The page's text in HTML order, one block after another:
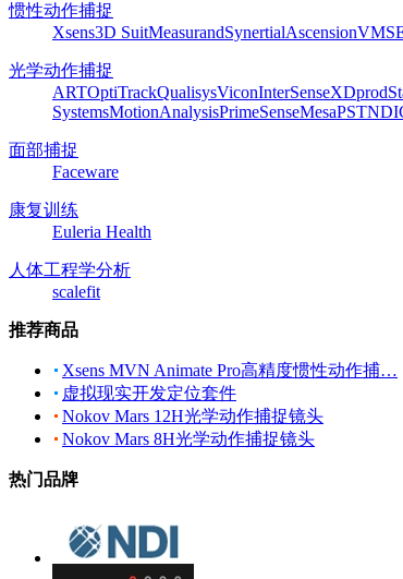
惯性动作捕捉
Xsens3D SuitMeasurandSynertialAscension
光学动作捕捉
ARTOptiTrackQualisysViconInterSenseXDprod
SystemsMotionAnalysisPrimeSenseMesaPSTNDI
面部捕捉
Faceware
康复训练
Euleria Health
人体工程学分析
scalefit
推荐商品
Xsens MVN Animate Pro高精度惯性动作捕…
虚拟现实开发定位套件
Nokov Mars 12H光学动作捕捉镜头
Nokov Mars 8H光学动作捕捉镜头
热门品牌